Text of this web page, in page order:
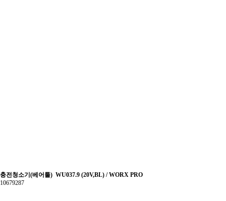
충전청소기(베어툴) WU037.9 (20V,BL) / WORX PRO
10679287